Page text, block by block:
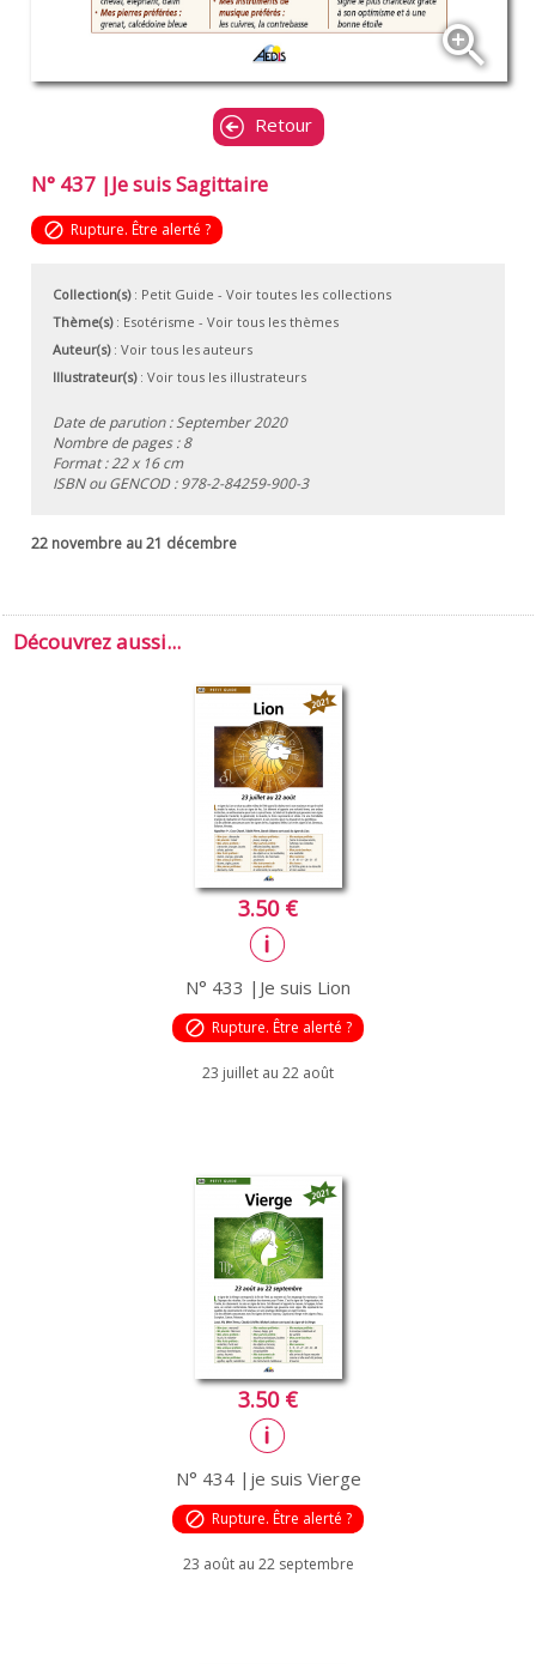
zoom_in
Retour
N° 437 |Je suis Sagittaire
block Rupture. Être alerté ?
Collection(s): Petit Guide - Voir toutes les collections
Thème(s): Esotérisme - Voir tous les thèmes
Auteur(s): Voir tous les auteurs
Illustrateur(s): Voir tous les illustrateurs
Date de parution : September 2020
Nombre de pages : 8
Format : 22 x 16 cm
ISBN ou GENCOD :978-2-84259-900-3
22 novembre au 21 décembre
Découvrez aussi...
3.50 €
N° 433 |Je suis Lion
block Rupture. Être alerté ?
23 juillet au 22 août
3.50 €
N° 434 |je suis Vierge
block Rupture. Être alerté ?
23 août au 22 septembre